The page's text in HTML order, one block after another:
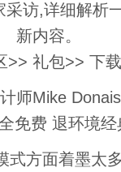
访,详细解析
新内容。
>> 礼包>> 下
师Mike
免费 退环境
式方面着墨太